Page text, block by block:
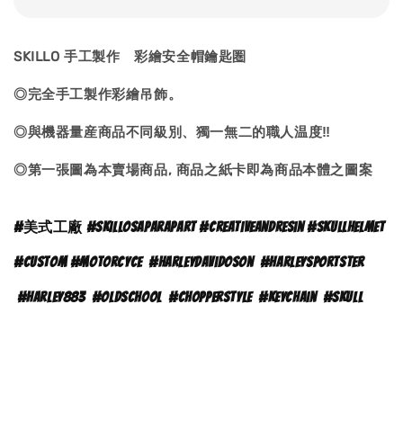
SKILLO 手工製作 彩繪安全帽鑰匙圏
◎完全手工製作彩繪吊飾。
◎與機器量産商品不同級別、獨一無二的職人温度‼
◎第一張圖為本賣場商品, 商品之紙卡即為商品本體之 圖案
#美式工廠 #skillosaparapart #creativeandresin #skullhelmet
#custom #motorcyce#harleydavidoson #harleysportster
#harley883 #oldschool #chopperstyle #keychain #skull